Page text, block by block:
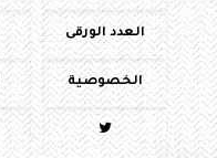
العدد الورقى
الخصوصية
